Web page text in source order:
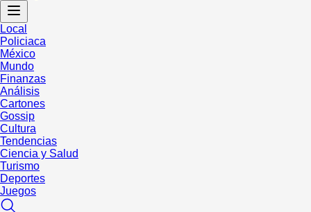
Local
Policiaca
México
Mundo
Finanzas
Análisis
Cartones
Gossip
Cultura
Tendencias
Ciencia y Salud
Turismo
Deportes
Juegos